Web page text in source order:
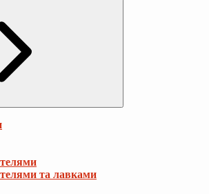
та лавками